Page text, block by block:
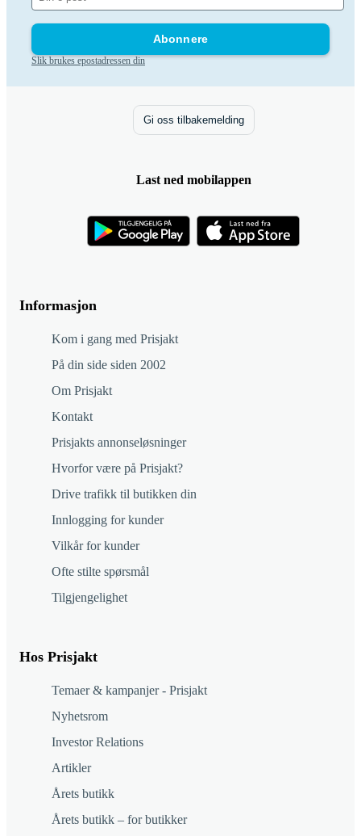
Abonnere
Slik brukes epostadressen din
Informasjon
Kom i gang med Prisjakt
På din side siden 2002
Om Prisjakt
Kontakt
Prisjakts annonseløsninger
Hvorfor være på Prisjakt?
Drive trafikk til butikken din
Innlogging for kunder
Vilkår for kunder
Ofte stilte spørsmål
Tilgjengelighet
Hos Prisjakt
Temaer & kampanjer - Prisjakt
Nyhetsrom
Investor Relations
Artikler
Årets butikk
Årets butikk – for butikker
Gi oss tilbakemelding
Last ned mobilappen